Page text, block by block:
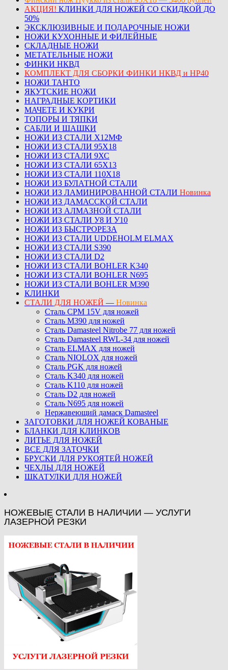
АКЦИЯ! КЛИНКИ ДЛЯ НОЖЕЙ СО СКИДКОЙ ДО
50%
ЭКСКЛЮЗИВНЫЕ И ПОДАРОЧНЫЕ НОЖИ
НОЖИ КУХОННЫЕ И ФИЛЕЙНЫЕ
СКЛАДНЫЕ НОЖИ
МЕТАТЕЛЬНЫЕ НОЖИ
ФИНКИ НКВД
КОМПЛЕКТ ДЛЯ СБОРКИ ФИНКИ НКВД и НР40
НОЖИ ТАНТО
ЯКУТСКИЕ НОЖИ
НАГРАДНЫЕ КОРТИКИ
МАЧЕТЕ И КУКРИ
ТОПОРЫ И ТЯПКИ
САБЛИ И ШАШКИ
НОЖИ ИЗ СТАЛИ Х12МФ
НОЖИ ИЗ СТАЛИ 95Х18
НОЖИ ИЗ СТАЛИ 9ХС
НОЖИ ИЗ СТАЛИ 65Х13
НОЖИ ИЗ СТАЛИ 110Х18
НОЖИ ИЗ БУЛАТНОЙ СТАЛИ
НОЖИ ИЗ ЛАМИНИРОВАННОЙ СТАЛИ Новинка
НОЖИ ИЗ ДАМАССКОЙ СТАЛИ
НОЖИ ИЗ АЛМАЗНОЙ СТАЛИ
НОЖИ ИЗ СТАЛИ У8 И У10
НОЖИ ИЗ БЫСТРОРЕЗА
НОЖИ ИЗ СТАЛИ UDDEHOLM ELMAX
НОЖИ ИЗ СТАЛИ S390
НОЖИ ИЗ СТАЛИ D2
НОЖИ ИЗ СТАЛИ BOHLER K340
НОЖИ ИЗ СТАЛИ BOHLER N695
НОЖИ ИЗ СТАЛИ BOHLER M390
КЛИНКИ
СТАЛИ ДЛЯ НОЖЕЙ — Новинка
Сталь CPM 15V для ножей
Сталь M390 для ножей
Сталь Damasteel Nitrobe 77 для ножей
Сталь Damasteel RWL-34 для ножей
Сталь ELMAX для ножей
Сталь NIOLOX для ножей
Сталь PGK для ножей
Сталь K340 для ножей
Сталь K110 для ножей
Сталь D2 для ножей
Сталь N695 для ножей
Нержавеющий дамаск Damasteel
ЗАГОТОВКИ ДЛЯ НОЖЕЙ КОВАНЫЕ
БЛАНКИ ДЛЯ КЛИНКОВ
ЛИТЬЕ ДЛЯ НОЖЕЙ
ВСЕ ДЛЯ ЗАТОЧКИ
БРУСКИ ДЛЯ РУКОЯТЕЙ НОЖЕЙ
ЧЕХЛЫ ДЛЯ НОЖЕЙ
ШКАТУЛКИ ДЛЯ НОЖЕЙ
НОЖЕВЫЕ СТАЛИ В НАЛИЧИИ — УСЛУГИ
ЛАЗЕРНОЙ РЕЗКИ